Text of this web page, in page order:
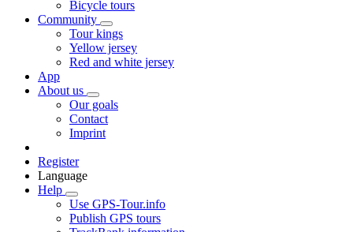
Bicycle tours
Community
Tour kings
Yellow jersey
Red and white jersey
App
About us
Our goals
Contact
Imprint
Register
Language
Help
Use GPS-Tour.info
Publish GPS tours